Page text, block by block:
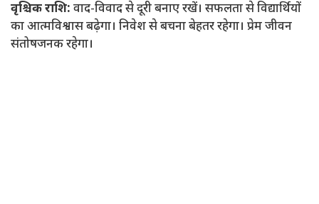
वृश्चिक राशि: वाद-विवाद से दूरी बनाए रखें। सफलता से विद्यार्थियों
का आत्मविश्वास बढ़ेगा। निवेश से बचना बेहतर रहेगा। प्रेम जीवन
संतोषजनक रहेगा।